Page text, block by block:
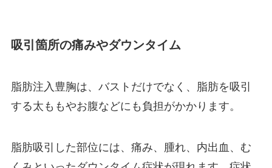
吸引箇所の痛みやダウンタイム
脂肪注入豊胸は、バストだけでなく、脂肪を吸引
する太ももやお腹などにも負担がかかります。
脂肪吸引した部位には、痛み、腫れ、内出血、む